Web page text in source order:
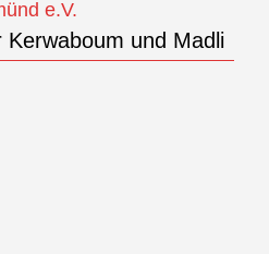
Kerwaboum und Madli